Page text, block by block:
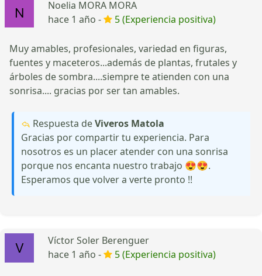
Noelia MORA MORA
hace 1 año -
5 (Experiencia positiva)
Muy amables, profesionales, variedad en figuras,
fuentes y maceteros...además de plantas, frutales y
árboles de sombra....siempre te atienden con una
sonrisa.... gracias por ser tan amables.
Respuesta deViveros Matola
Gracias por compartir tu experiencia. Para
nosotros es un placer atender con una sonrisa
porque nos encanta nuestro trabajo 😍😍.
Esperamos que volver a verte pronto !!
Víctor Soler Berenguer
hace 1 año -
5 (Experiencia positiva)